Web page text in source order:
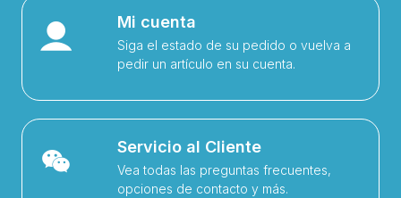
Mi cuenta
Siga el estado de su pedido o vuelva a
pedir un artículo en su cuenta.
Servicio al Cliente
Vea todas las preguntas frecuentes,
opciones de contacto y más.